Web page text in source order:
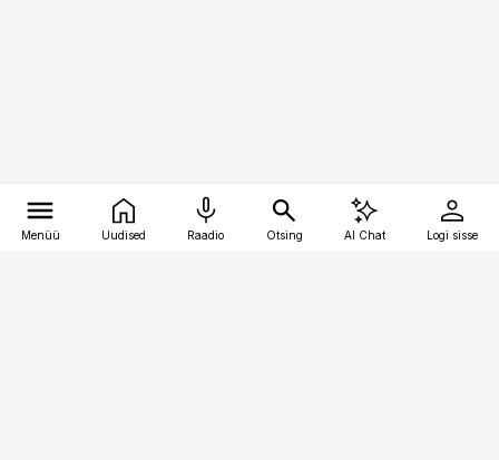
Menüü Uudised Raadio Otsing AI Chat Logi sisse